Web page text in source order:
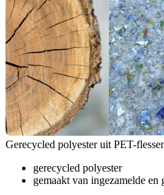
Gerecycled polyester uit PET-
gerecycled polyester
gemaakt van ingezamelde en